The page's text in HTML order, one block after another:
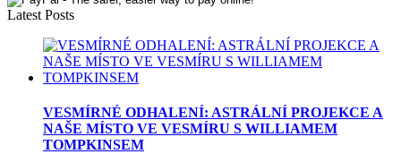
Latest Posts
VESMÍRNÉ ODHALENÍ: ASTRÁLNÍ PROJEKCE A
NAŠE MÍSTO VE VESMÍRU S WILLIAMEM
TOMPKINSEM